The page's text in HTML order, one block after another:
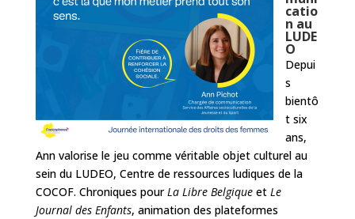
catio
n au
LUDE
O
Depui
s
bientô
t six
ans,
Ann valorise le jeu comme véritable objet culturel au
sein du LUDEO, Centre de ressources ludiques de la
COCOF. Chroniques pourLa Libre Belgiqueet Le
Journal des Enfants, animation des plateformes